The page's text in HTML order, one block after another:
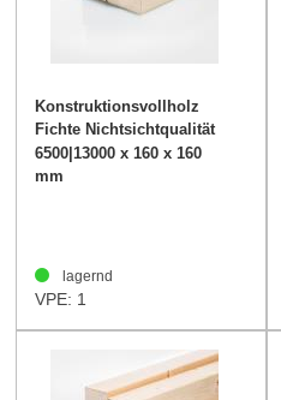
Konstruktionsvollholz
Fichte Nichtsichtqualität
160/160mm
6500|13000 x 160 x 160
mm
lagernd
VPE: 1